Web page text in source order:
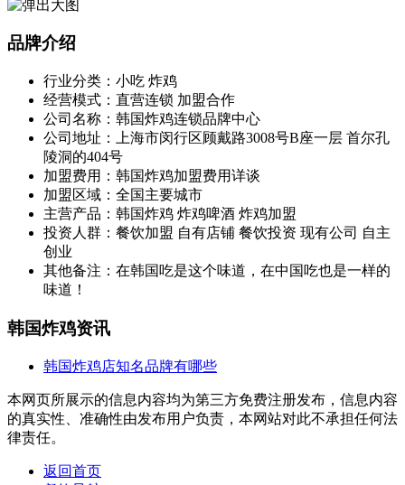
品牌介绍
行业分类：小吃 炸鸡
经营模式：直营连锁 加盟合作
公司名称：韩国炸鸡连锁品牌中心
公司地址：上海市闵行区顾戴路3008号B座一层 首尔孔
陵洞的404号
加盟费用：韩国炸鸡加盟费用详谈
加盟区域：全国主要城市
主营产品：韩国炸鸡 炸鸡啤酒 炸鸡加盟
投资人群：餐饮加盟 自有店铺 餐饮投资 现有公司 自主
创业
其他备注：在韩国吃是这个味道，在中国吃也是一样的
味道！
韩国炸鸡资讯
韩国炸鸡店知名品牌有哪些
本网页所展示的信息内容均为第三方免费注册发布，信息内容
的真实性、准确性由发布用户负责，本网站对此不承担任何法
律责任。
返回首页